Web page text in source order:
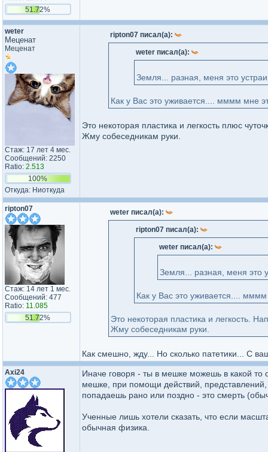
51.72%
weter
Меценат
Меценат
Стаж: 17 лет 4 мес.
Сообщений: 2250
Ratio: 2.513
100%
Откуда: Ниоткуда
ripton07 писал(а):
weter писал(а):
Земля... разная, меня это
Как у Вас это уживается.... мммм мне
Это некоторая пластика и легкость плюс
Жму собеседникам руки.
ripton07
Стаж: 14 лет 1 мес.
Сообщений: 477
Ratio: 11.085
51.72%
weter писал(а):
ripton07 писал(а):
weter писал(а):
Земля... разная, меня это
Как у Вас это уживается....
Это некоторая пластика и легкость.
Жму собеседникам руки.
Как смешно, жду... Но сколько патетики... С
Axi24
Иначе говоря - ты в мешке можешь в какой то
мешке, при помощи действий,
попадаешь рано или поздно - это смерть
Ученные лишь хотели сказать, что если
обычная физика.